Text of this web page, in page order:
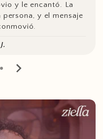
y le encantó. La
y el mensaje